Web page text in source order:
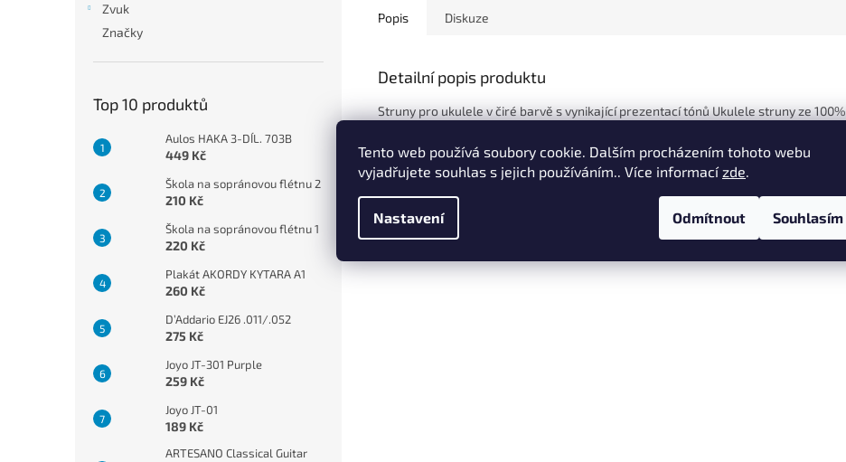
Tento web používá soubory cookie. Dalším procházením tohoto webu
vyjadřujete souhlas s jejich používáním.. Více informacízde.
Nastavení Odmítnout Souhlasím
Zvuk
Značky
Top 10 produktů
Aulos HAKA 3-DÍL. 703B
449 Kč
Škola na sopránovou flétnu 2
210 Kč
Škola na sopránovou flétnu 1
220 Kč
Plakát AKORDY KYTARA A1
260 Kč
D’Addario EJ26 .011/.052
275 Kč
Joyo JT-301 Purple
259 Kč
Joyo JT-01
189 Kč
ARTESANO Classical Guitar
Popis Diskuze
Detailní popis produktu
Struny pro ukulele v čiré barvě s vynikající prezentací tónů Ukulele struny ze 100%
Struny jsou vybaveny kuličkou pro snadnou instalaci a stabilitu ladění.
Kalibrace strun .028”, .032”, .040”, .028”